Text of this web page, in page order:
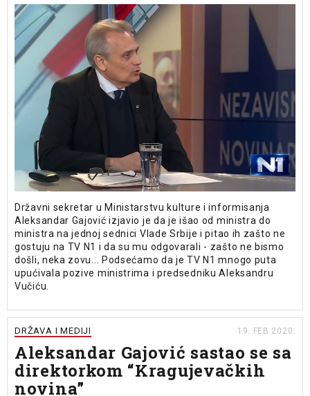
Državni sekretar u Ministarstvu kulture i informisanja
Aleksandar Gajović izjavio je da je išao od ministra do
ministra na jednoj sednici Vlade Srbije i pitao ih zašto ne
gostuju na TV N1 i da su mu odgovarali - zašto ne bismo
došli, neka zovu... Podsećamo da je TV N1 mnogo puta
upućivala pozive ministrima i predsedniku Aleksandru
Vučiću.
DRŽAVA I MEDIJI 19. FEB 2020.
Aleksandar Gajović sastao se sa
direktorkom “Kragujevačkih
novina”